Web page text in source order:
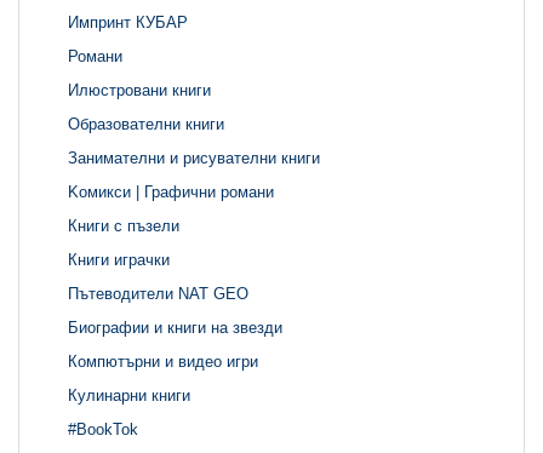
Импринт КУБАР
Романи
Илюстровани книги
Образователни книги
Занимателни и рисувателни книги
Kомикси | Графични романи
Книги с пъзели
Книги играчки
Пътеводители NAT GEO
Биографии и книги на звезди
Компютърни и видео игри
Кулинарни книги
#BookTok